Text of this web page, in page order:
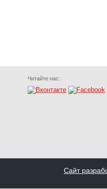
Читайте нас:
Сайт